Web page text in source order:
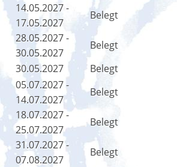
14.05.2027 -
17.05.2027
Belegt
28.05.2027 -
30.05.2027
Belegt
30.05.2027
Belegt
05.07.2027 -
14.07.2027
Belegt
18.07.2027 -
25.07.2027
Belegt
31.07.2027 -
07.08.2027
Belegt